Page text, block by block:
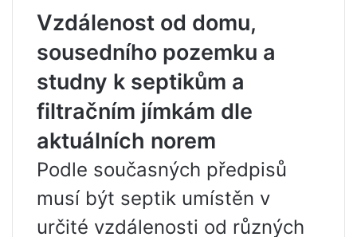
Vzdálenost od domu,
sousedního pozemku a
studny k septikům a
filtračním jímkám dle
aktuálních norem
Podle současných předpisů
musí být septik umístěn v
určité vzdálenosti od různých